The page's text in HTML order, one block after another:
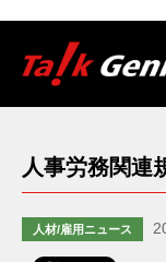
人事労務関連
人材/雇用ニュース